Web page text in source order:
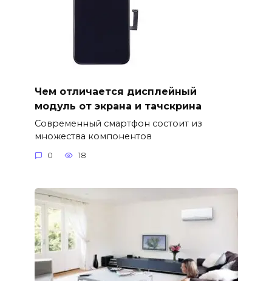
Чем отличается дисплейный
модуль от экрана и тачскрина
Современный смартфон состоит из
множества компонентов
0 18